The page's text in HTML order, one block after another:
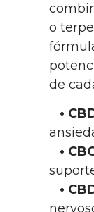
o
de
•
•
•